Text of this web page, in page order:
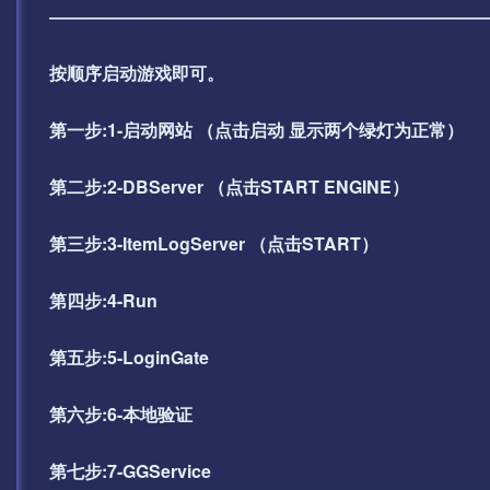
按顺序启动游戏即可。
第一步:1-启动网站 （点击启动 显示两个绿灯为正常）
第二步:2-DBServer （点击START ENGINE）
第三步:3-ItemLogServer （点击START）
第四步:4-Run
第五步:5-LoginGate
第六步:6-本地验证
第七步:7-GGService